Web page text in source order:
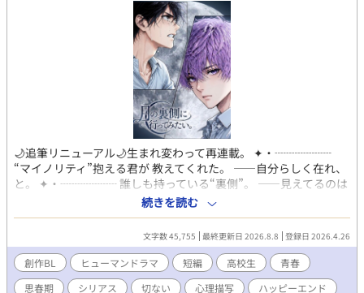
🌙追筆リニューアル🌙生まれ変わって再連載。 ✦・┈┈┈┈┈
“マイノリティ”抱える君が 教えてくれた。 ――自分らしく在れ、
と。 ✦・┈┈┈┈┈ 誰しも持っている“裏側”。 ――見えてるのは
ほんの一部。 学校近くの丘で出会った朔と然。 星空が繋いだ二
人。 マイノリティを抱える然の 飄々とした仮面から覗く熱情。 朔
は、然をどう受け止めるのか。 恋は、いつも闘いだ。 混乱と緊張
と、 ――時折顔出す“煩悩”と。 然への気持ちを自覚していく朔。
マジになった静かな男を 舐めちゃいけない。 俺と親友の成長物
語。 ✦・┈┈┈┈┈
続きを読む
文字数 45,755 最終更新日 2026.8.8 登録日 2026.4.26
創作BL ヒューマンドラマ 短編 高校生
青春
思春期
シリアス 切ない 心理描写 ハッピーエンド